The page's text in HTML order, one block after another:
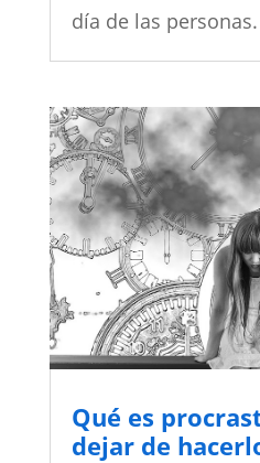
día de las
Qué es
dejar de